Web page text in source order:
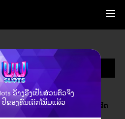
ງ
Traditional Chinese
Bangladesh
Phillipines
Hindi
Indonesia
Korean
ມູນທົ່ວໄປ
ວິດີໂອສລົດ
ອ້າງອີງເປັນສ່ວນຕົວຈິງ
ປີຂອງຄົນເດັກໂນ້ມແລ້ວ